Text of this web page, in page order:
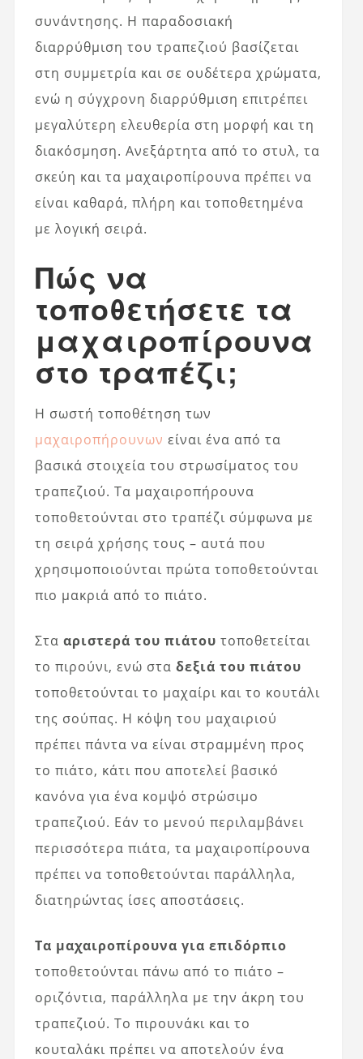
συνάντησης. Η παραδοσιακή
διαρρύθμιση του τραπεζιού βασίζεται
στη συμμετρία και σε ουδέτερα χρώματα,
ενώ η σύγχρονη διαρρύθμιση επιτρέπει
μεγαλύτερη ελευθερία στη μορφή και τη
διακόσμηση. Ανεξάρτητα από το στυλ, τα
σκεύη και τα μαχαιροπίρουνα πρέπει να
είναι καθαρά, πλήρη και τοποθετημένα
με λογική σειρά.
Πώς να
τοποθετήσετε τα
μαχαιροπίρουνα
στο τραπέζι;
Η σωστή τοποθέτηση των
μαχαιροπήρουνων είναι ένα από τα
βασικά στοιχεία του στρωσίματος του
τραπεζιού. Τα μαχαιροπήρουνα
τοποθετούνται στο τραπέζι σύμφωνα με
τη σειρά χρήσης τους – αυτά που
χρησιμοποιούνται πρώτα τοποθετούνται
πιο μακριά από το πιάτο.
Στα αριστερά του πιάτου τοποθετείται
το πιρούνι, ενώ στα δεξιά του πιάτου
τοποθετούνται το μαχαίρι και το κουτάλι
της σούπας. Η κόψη του μαχαιριού
πρέπει πάντα να είναι στραμμένη προς
το πιάτο, κάτι που αποτελεί βασικό
κανόνα για ένα κομψό στρώσιμο
τραπεζιού. Εάν το μενού περιλαμβάνει
περισσότερα πιάτα, τα μαχαιροπίρουνα
πρέπει να τοποθετούνται παράλληλα,
διατηρώντας ίσες αποστάσεις.
Τα μαχαιροπίρουνα για επιδόρπιο
τοποθετούνται πάνω από το πιάτο –
οριζόντια, παράλληλα με την άκρη του
τραπεζιού. Το πιρουνάκι και το
κουταλάκι πρέπει να αποτελούν ένα